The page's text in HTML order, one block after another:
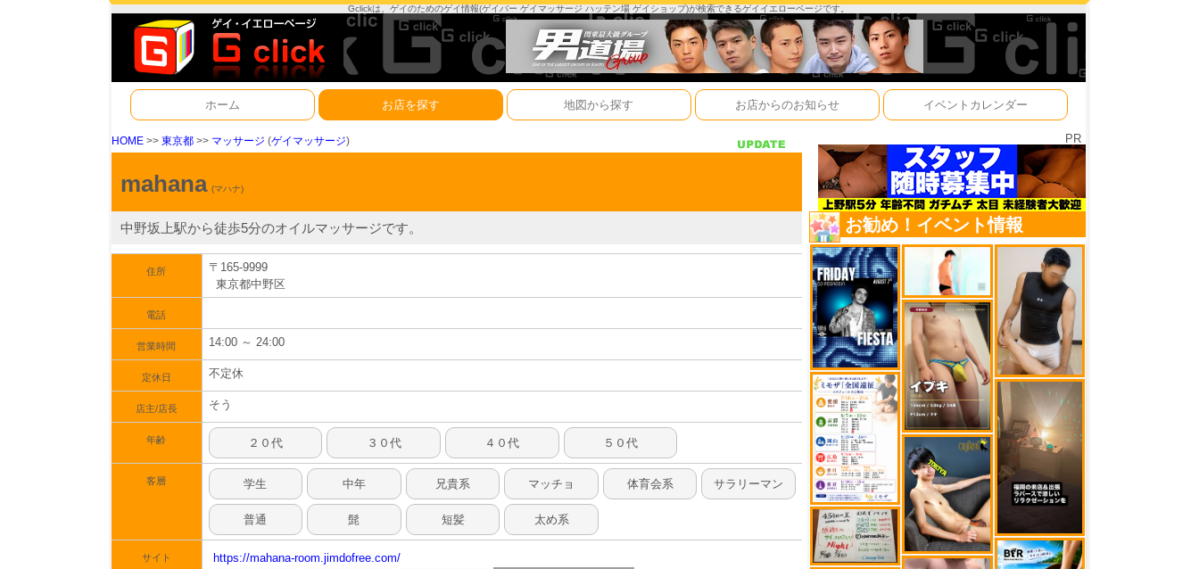
Gclickは、ゲイのためのゲイ情報(ゲイバー ゲイマッサージ ハッテン場 ゲイショップ)が検索できるゲイイエローページです。
ホーム お店を探す 地図から探す お店からのお知らせ イベントカレンダー
PR
HOME >> 東京都 >> マッサージ (ゲイマッサージ)
mahana (マハナ)
中野坂上駅から徒歩5分のオイルマッサージです。
住所
〒165-9999
東京都中野区
電話
営業時間 14:00 ～ 24:00
定休日 不定休
店主/店長 そう
年齢 ２０代 ３０代 ４０代 ５０代
客層 学生 中年 兄貴系 マッチョ 体育会系 サラリーマン
普通 髭 短髪 太め系
サイト https://mahana-room.jimdofree.com/
お勧め！イベント情報